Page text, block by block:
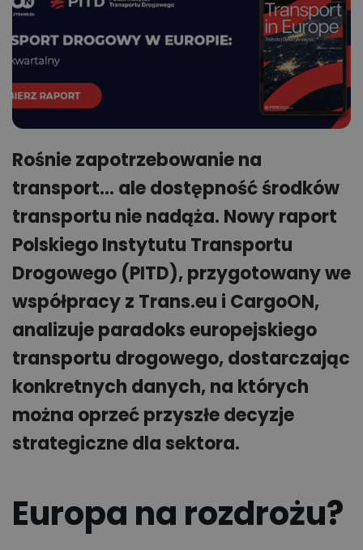
Rośnie zapotrzebowanie na
transport... ale dostępność środków
transportu nie nadąża. Nowy raport
Polskiego Instytutu Transportu
Drogowego (PITD), przygotowany we
współpracy z Trans.eu i CargoON,
analizuje paradoks europejskiego
transportu drogowego, dostarczając
konkretnych danych, na których
można oprzeć przyszłe decyzje
strategiczne dla sektora.
Europa na rozdrożu?